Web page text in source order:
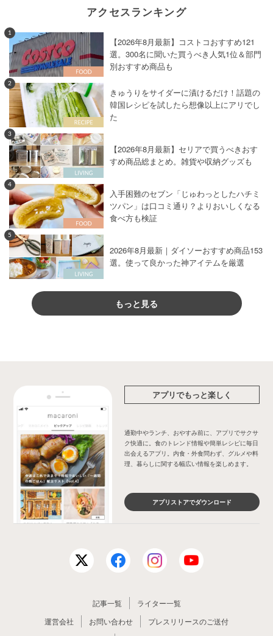
アクセスランキング
1
【2026年8月最新】コストコおすすめ121
選。300名に聞いた買うべき人気1位＆部門
別おすすめ商品も
2
きゅうりをサイダーに漬けるだけ！話題の
韓国レシピを試したら想像以上にアリでし
た
3
【2026年8月最新】セリアで買うべきおす
すめ商品総まとめ。雑貨や収納グッズも
4
入手困難のセブン「じゅわっとしたハチミ
ツパン」は口コミ通り？よりおいしくなる
食べ方も検証
5
2026年8月最新｜ダイソーおすすめ商品153
選。使って良かった神アイテムを厳選
もっと見る
アプリでもっと楽しく
通勤中やランチ、おやすみ前に、アプリでサクサ
ク快適に。食のトレンド情報や簡単レシピに毎日
出会えるアプリ。内食・外食問わず、グルメや料
理、暮らしに関する幅広い情報を楽しめます。
アプリストアでダウンロード
記事一覧
ライター一覧
運営会社
お問い合わせ
プレスリリースのご送付